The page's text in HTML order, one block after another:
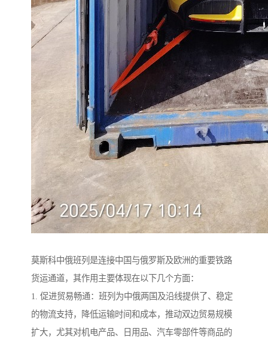
莫斯科中俄班列是连接中国与俄罗斯及欧洲的重要铁路
货运通道，其作用主要体现在以下几个方面：
1. 促进贸易畅通：班列为中俄两国及沿线提供了、稳定
的物流支持，降低运输时间和成本，推动双边贸易规模
扩大，尤其对机电产品、日用品、汽车零部件等商品的